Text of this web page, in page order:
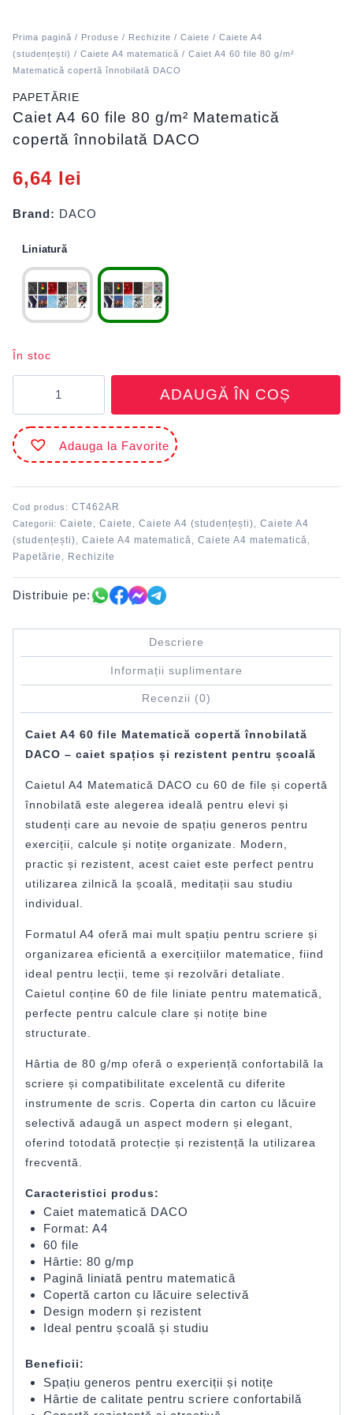
Prima pagină / Produse / Rechizite / Caiete / Caiete A4
(studențești) / Caiete A4 matematică / Caiet A4 60 file 80 g/m²
Matematică copertă înnobilată DACO
PAPETĂRIE
Caiet A4 60 file 80 g/m² Matematică
copertă înnobilată DACO
6,64 lei
Brand: DACO
Liniatură
În stoc
A4
60
file
80
copertă
înnobilată
DACO
ADAUGĂ ÎN COȘ
Adauga la Favorite
Cod produs: CT462AR
Categorii: Caiete Caiete Caiete A4 (studențești)
Caiete A4
(studențești)
Caiete A4 matematică Caiete A4 matematică
Papetărie Rechizite
Distribuie pe:
Descriere
Informații suplimentare
Recenzii (0)
Caiet A4 60 file Matematică copertă înnobilată
DACO – caiet spațios și rezistent pentru școală
Caietul A4 Matematică DACO cu 60 de file și copertă
înnobilată este alegerea ideală pentru elevi și
studenți care au nevoie de spațiu generos pentru
exerciții, calcule și notițe organizate. Modern,
practic și rezistent, acest caiet este perfect pentru
utilizarea zilnică la școală, meditații sau studiu
individual.
Formatul A4 oferă mai mult spațiu pentru scriere și
organizarea eficientă a exercițiilor matematice, fiind
ideal pentru lecții, teme și rezolvări detaliate.
Caietul conține 60 de file liniate pentru matematică,
perfecte pentru calcule clare și notițe bine
structurate.
Hârtia de 80 g/mp oferă o experiență confortabilă la
scriere și compatibilitate excelentă cu diferite
instrumente de scris. Coperta din carton cu lăcuire
selectivă adaugă un aspect modern și elegant,
oferind totodată protecție și rezistență la utilizarea
frecventă.
Caracteristici produs:
Caiet matematică DACO
Format: A4
60 file
Hârtie: 80 g/mp
Pagină liniată pentru matematică
Copertă carton cu lăcuire selectivă
Design modern și rezistent
Ideal pentru școală și studiu
Beneficii:
Spațiu generos pentru exerciții și notițe
Hârtie de calitate pentru scriere confortabilă